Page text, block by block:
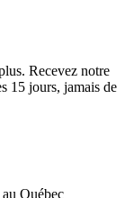
Recevez notre
15 jours, jamais de